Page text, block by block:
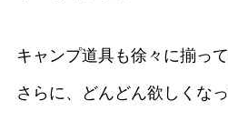
キャンプ道具も徐々に揃って
さらに、どんどん欲しくな